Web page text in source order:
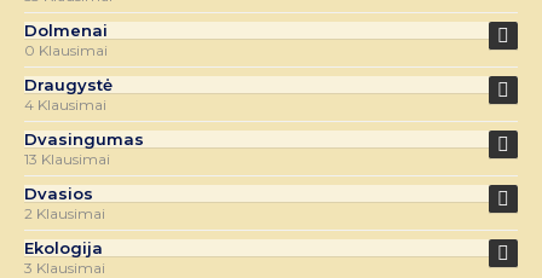
Dolmenai
0 Klausimai
Draugystė
4 Klausimai
Dvasingumas
13 Klausimai
Dvasios
2 Klausimai
Ekologija
3 Klausimai